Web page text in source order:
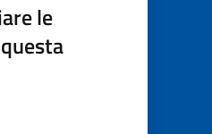
le